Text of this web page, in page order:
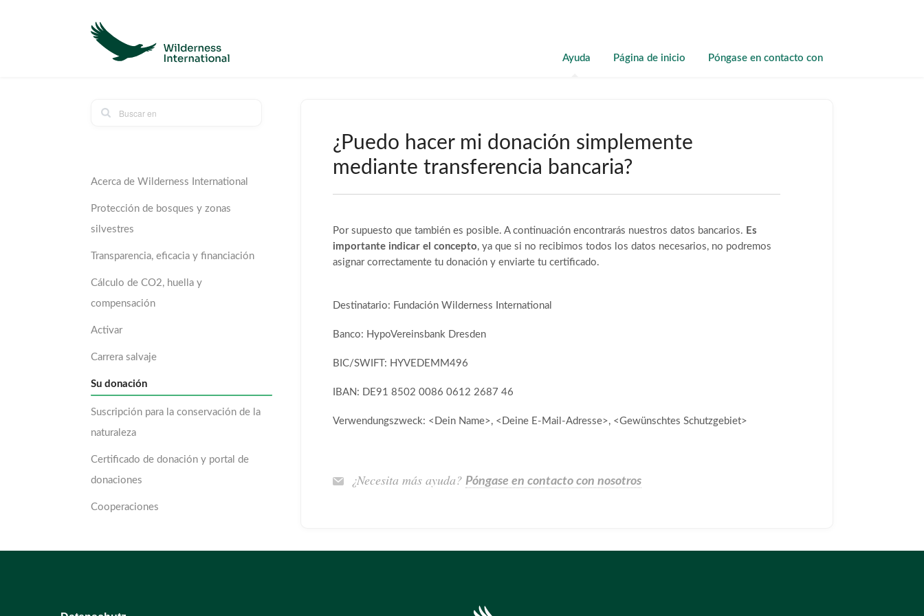
Ayuda Página de inicio Póngase en contacto con
¿Puedo hacer mi donación simplemente
mediante transferencia bancaria?
Por supuesto que también es posible. A continuación encontrarás nuestros datos bancarios. Es
importante indicar el concepto, ya que si no recibimos todos los datos necesarios, no podremos
asignar correctamente tu donación y enviarte tu certificado.
Destinatario: Fundación Wilderness International
Banco: HypoVereinsbank Dresden
BIC/SWIFT: HYVEDEMM496
IBAN: DE91 8502 0086 0612 2687 46
Verwendungszweck: <Dein Name>, <Deine E-Mail-Adresse>, <Gewünschtes Schutzgebiet>
¿Necesita más ayuda? Póngase en contacto con nosotros
Acerca de Wilderness International
Protección de bosques y zonas
silvestres
Transparencia, eficacia y financiación
Cálculo de CO2, huella y
compensación
Activar
Carrera salvaje
Su donación
Suscripción para la conservación de la
naturaleza
Certificado de donación y portal de
donaciones
Cooperaciones